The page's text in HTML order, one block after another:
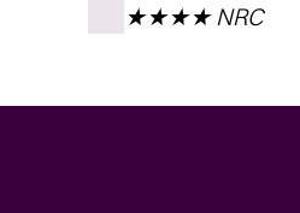
★★★★ NRC